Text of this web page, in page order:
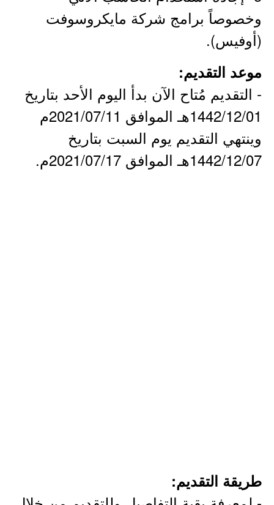
وخصوصاً برامج شركة مايكروسوفت
(أوفيس).
موعد التقديم:
- التقديم مُتاح الآن بدأ اليوم الأحد بتاريخ
1442/12/01هـ الموافق 2021/07/11م
وينتهي التقديم يوم السبت بتاريخ
1442/12/07هـ الموافق 2021/07/17م.
طريقة التقديم: